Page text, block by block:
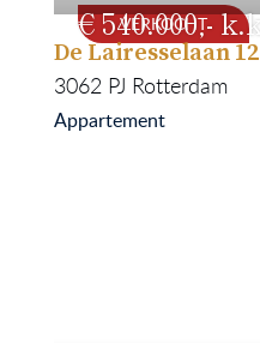
VERKOCHT
540.000
103
De Lairesselaan 12
3062 PJ Rotterdam
Appartement